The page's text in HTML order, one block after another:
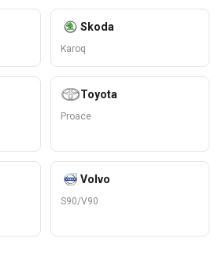
Skoda
Karoq
Toyota
Proace
Volvo
S90/V90